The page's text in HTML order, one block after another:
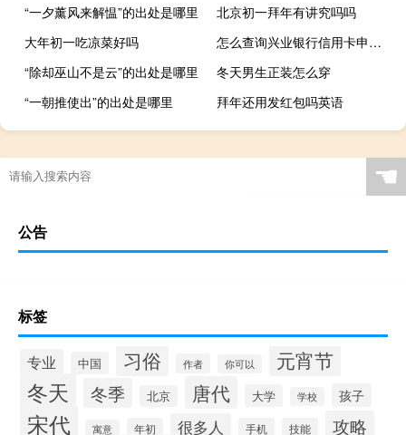
“一夕薰风来解愠”的出处是哪里
北京初一拜年有讲究吗吗
大年初一吃凉菜好吗
怎么查询兴业银行信用卡申请进度（怎么查询兴业银行信用卡申请进度）
“除却巫山不是云”的出处是哪里
冬天男生正装怎么穿
“一朝推使出”的出处是哪里
拜年还用发红包吗英语
☚
公告
标签
专业 中国 习俗 作者 你可以 元宵节
冬天 冬季 北京 唐代 大学 学校 孩子
宋代 寓意 年初 很多人 手机 技能 攻略